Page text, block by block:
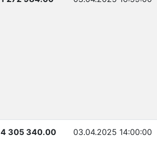
4 305 340.00 03.04.2025 14:00:00